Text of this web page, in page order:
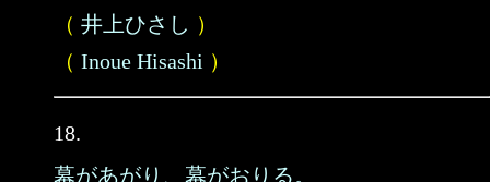
（ 井上ひさし ）
（ Inoue Hisashi ）
18.
幕があがり、幕がおりる。